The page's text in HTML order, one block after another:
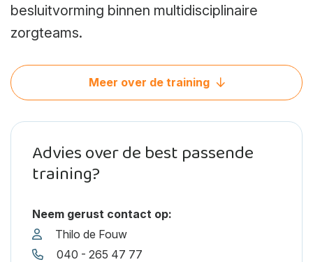
besluitvorming binnen multidisciplinaire
zorgteams.
Meer over de training
Advies over de best passende
training?
Neem gerust contact op:
Thilo de Fouw
040 - 265 47 77